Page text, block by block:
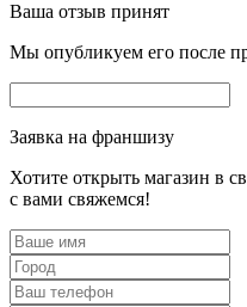
Ваша отзыв принят
Мы опубликуем его после
Заявка на франшизу
Хотите открыть магазин в
с вами свяжемся!